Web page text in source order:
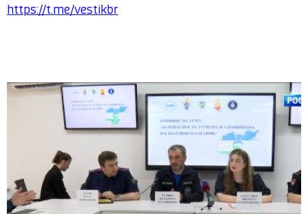
https://t.me/vestikbr